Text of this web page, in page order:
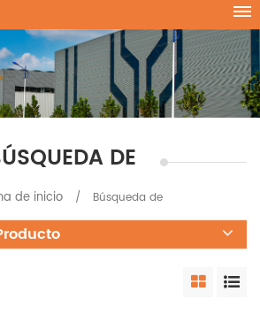
DE
de inicio / Búsqueda de